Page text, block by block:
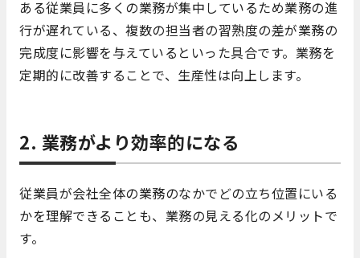
ある従業員に多くの業務が集中しているため業務の進
行が遅れている、複数の担当者の習熟度の差が業務の
完成度に影響を与えているといった具合です。業務を
定期的に改善することで、生産性は向上します。
2. 業務がより効率的になる
従業員が会社全体の業務のなかでどの立ち位置にいる
かを理解できることも、業務の見える化のメリットで
す。